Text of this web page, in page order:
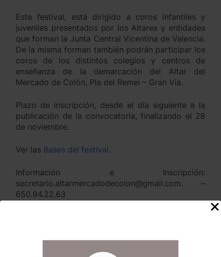
Este festival, está dirigido a coros infantiles y
juveniles presentados por los Altares y entidades
que forman la Junta Central Vicentina de Valencia.
De la misma forman también podrán participar los
coros de los distintos colegios y centros de
enseñanza de la demarcación del Altar del
Mercado de Colón, Pla del Remei – Gran Via.
Plazo de inscripción, desde el día siguiente a la
publicación de la convocatoria, finalizando el 28
de noviembre.
Ver las Bases del festival.
Información e Inscripción:
secretario.altarmercadodecolon@gmail.com. –
650.94.22.63
Comunicado del